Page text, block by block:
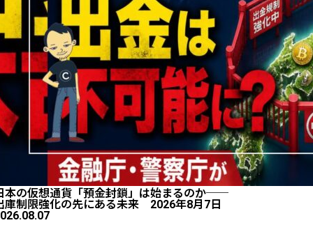
本の仮想通貨「預金封鎖」は始まるのか──
庫制限強化の先にある未来 2026年8月7日